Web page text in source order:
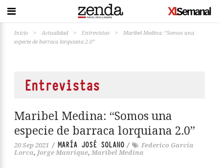
Inicio > Actualidad > Entrevistas >
Maribel Medina: “Somos una
especie de barraca lorquiana 2.0”
Entrevistas
Maribel Medina: “Somos una
especie de barraca lorquiana 2.0”
20 Sep 2021 / MARÍA JOSÉ SOLANO /
Federico García
Lorca, Jorge Manrique, Maribel Medina